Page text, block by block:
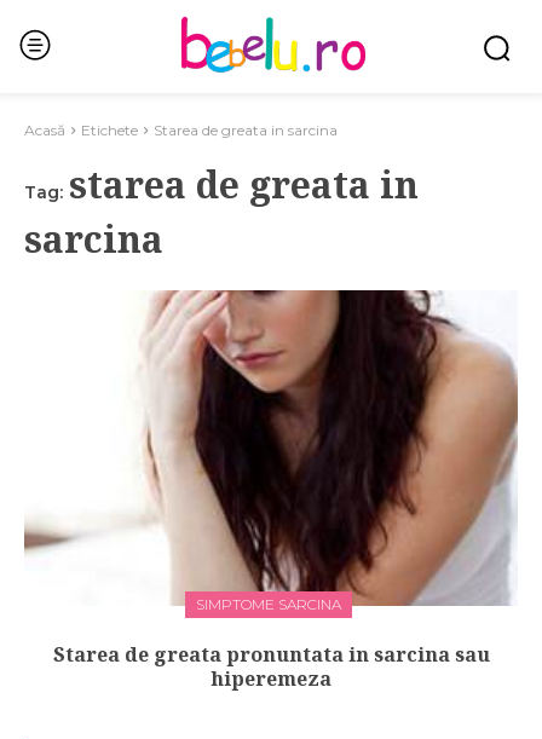
Acasă Etichete Starea de greata in sarcina
Tag: starea de greata in
sarcina
SIMPTOME SARCINA
Starea de greata pronuntata in sarcina sau
hiperemeza